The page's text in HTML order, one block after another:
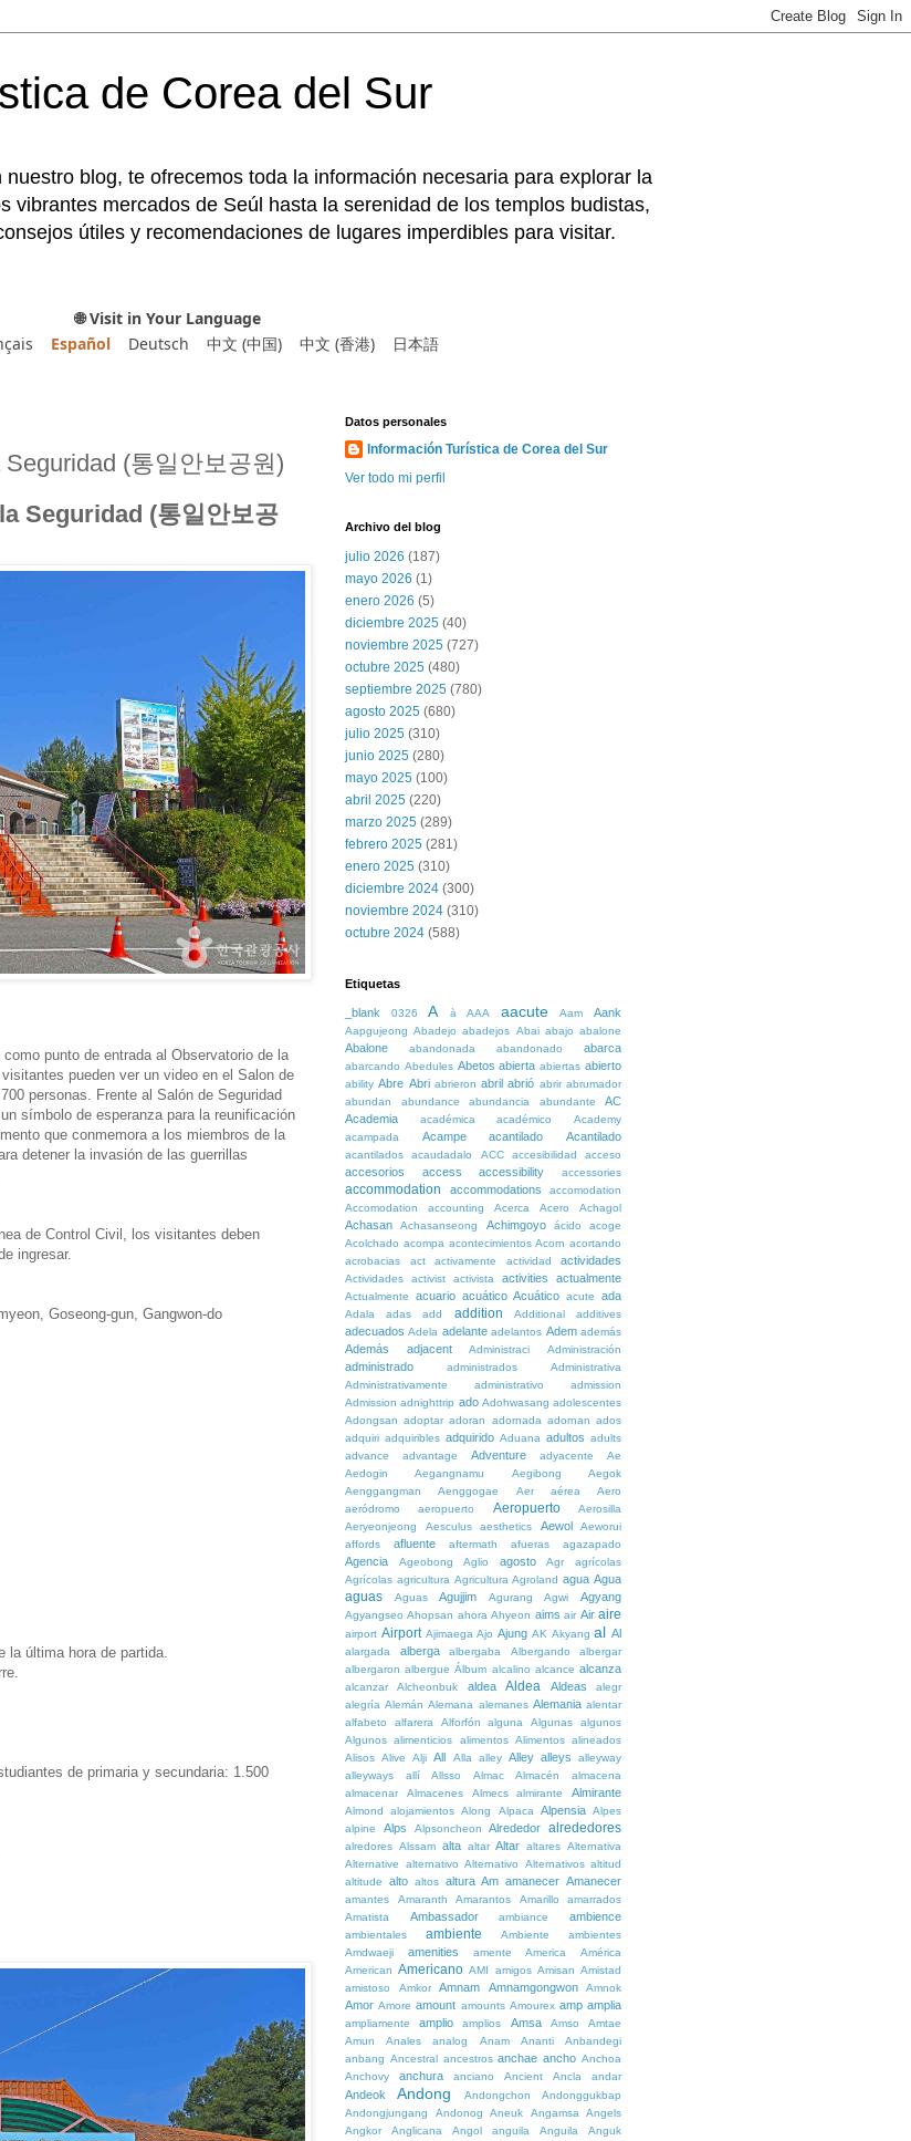
de Corea del Sur
blog, te ofrecemos toda la información necesaria para explorar la
vibrantes mercados de Seúl hasta la serenidad de los templos budistas,
útiles y recomendaciones de lugares imperdibles para visitar.
🌐 Visit in Your Language
Español Deutsch 中文 (中国) 中文 (香港) 日本語
(통일안보공원)
Seguridad (통일안보공
punto de entrada al Observatorio de la
pueden ver un video en el Salon de
personas. Frente al Salón de Seguridad
símbolo de esperanza para la reunificación
que conmemora a los miembros de la
detener la invasión de las guerrillas
de Control Civil, los visitantes deben
ingresar.
Goseong-gun, Gangwon-do
última hora de partida.
de primaria y secundaria: 1.500
Datos personales
Información Turística de Corea del Sur
Ver todo mi perfil
Archivo del blog
julio 2026 (187)
mayo 2026 (1)
enero 2026 (5)
diciembre 2025 (40)
noviembre 2025 (727)
octubre 2025 (480)
septiembre 2025 (780)
agosto 2025 (680)
julio 2025 (310)
junio 2025 (280)
mayo 2025 (100)
abril 2025 (220)
marzo 2025 (289)
febrero 2025 (281)
enero 2025 (310)
diciembre 2024 (300)
noviembre 2024 (310)
octubre 2024 (588)
Etiquetas
_blank 0326 A à AAA aacute Aam Aank
Aapgujeong Abadejo abadejos Abai abajo abalone
Abalone abandonada abandonado abarca
abarcando Abedules Abetos abierta abiertas abierto
ability Abre Abri abrieron abril abrió abrir abrumador
abundan
abundance abundancia abundante
AC
Academia
académica académico
Academy
acampada
Acampe acantilado Acantilado
acantilados acaudadalo ACC accesibilidad acceso
accesorios access accessibility accessories
accommodation accommodations
accomodation
Accomodation
accounting Acerca Acero Achagol
Achasan Achasanseong Achimgoyo ácido
acoge
Acolchado acompa acontecimientos Acorn acortando
acrobacias
act activamente actividad actividades
Actividades activist activista activities actualmente
Actualmente acuario acuático Acuático acute ada
Adala adas add addition Additional additives
adecuados Adela adelante adelantos Adem además
Además adjacent Administraci Administración
administrado administrados
Administrativa
Administrativamente
administrativo
admission
Admission adnighttrip ado Adohwasang adolescentes
Adongsan adoptar adoran adornada adornan ados
adquiri adquiribles adquirido Aduana adultos adults
advance
advantage Adventure adyacente
Ae
Aedogin
Aegangnamu Aegibong
Aegok
Aenggangman
Aenggogae Aer aérea
Aero
aeródromo
aeropuerto Aeropuerto
Aerosilla
Aeryeonjeong
Aesculus aesthetics Aewol
Aeworui
affords
afluente aftermath afueras agazapado
Agencia Ageobong Aglio agosto Agr
agrícolas
Agrícolas agricultura Agricultura Agroland agua Agua
aguas Aguas Agujjim Agurang Agwi Agyang
Agyangseo Ahopsan ahora Ahyeon aims air Air aire
airport Airport Ajimaega Ajo Ajung AK Akyang al Al
alargada alberga albergaba Albergando
albergar
albergaron albergue Álbum alcalino alcance alcanza
alcanzar Alcheonbuk aldea Aldea Aldeas
alegr
alegría Alemán Alemana alemanes Alemania alentar
alfabeto
alfarera Alforfón alguna Algunas
algunos
Algunos alimenticios alimentos Alimentos alineados
Alisos Alive Alji All Alla alley Alley alleys
alleyway
alleyways
allí Allsso Almac Almacén
almacena
almacenar
Almacenes Almecs almirante Almirante
Almond alojamientos Along Alpaca Alpensia Alpes
alpine
Alps Alpsoncheon Alrededor alrededores
alredores Alssam alta altar Altar altares Alternativa
Alternative
alternativo Alternativo Alternativos altitud
altitude
alto altos altura Am amanecer Amanecer
amantes Amaranth Amarantos Amarillo
amarrados
Amatista
Ambassador ambiance ambience
ambientales ambiente Ambiente
ambientes
Amdwaeji
amenities amente America
América
American Americano AMI amigos Amisan Amistad
amistoso
Amkor Amnam Amnamgongwon Amnok
Amor Amore amount amounts Amourex amp amplia
ampliamente amplio amplios Amsa Amso
Amtae
Amun
Anales analog Anam Ananti
Anbandegi
anbang Ancestral ancestros anchae ancho Anchoa
Anchovy
anchura anciano Ancient Ancla andar
Andeok Andong Andongchon
Andonggukbap
Andongjungang
Andonog Aneuk Angamsa
Angels
Angkor
Anglicana Angol anguila Anguila
Anguk